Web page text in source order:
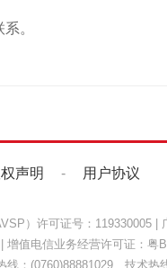
。
声明 - 用户协议
）许可证号：119330005
增值电信业务经营许可证： 粤
：(0760)88881029 技术热